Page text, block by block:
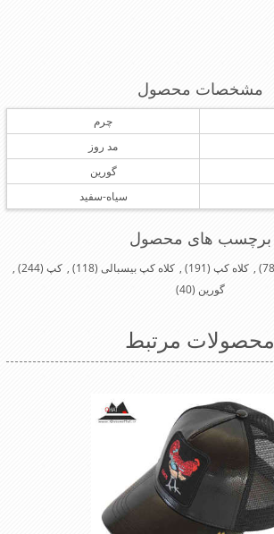
مشخصات محصول
چرم
مد روز
گورین
سیاه-سفید
برچسب های محصول
, کلاه کپ (191)
, کلاه کپ بیسبالی (118)
, کپ (244)
,
گورین (40)
محصولات مرتبط